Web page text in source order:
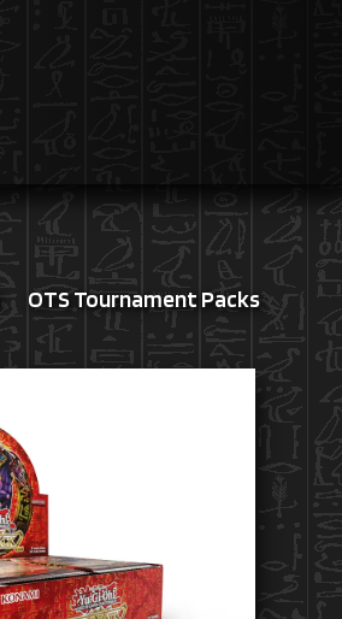
OTS Tournament Packs